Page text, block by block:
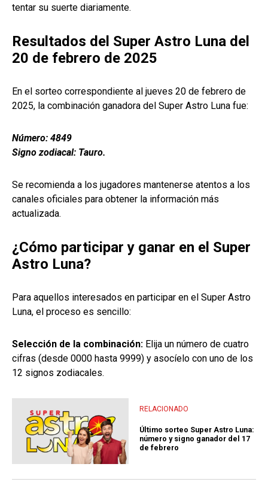
tentar su suerte diariamente.
Resultados del Super Astro Luna del
20 de febrero de 2025
En el sorteo correspondiente al jueves 20 de febrero de
2025, la combinación ganadora del Super Astro Luna fue:
Número: 4849
Signo zodiacal: Tauro.
Se recomienda a los jugadores mantenerse atentos a los
canales oficiales para obtener la información más
actualizada.
¿Cómo participar y ganar en el Super
Astro Luna?
Para aquellos interesados en participar en el Super Astro
Luna, el proceso es sencillo:
Selección de la combinación: Elija un número de cuatro
cifras (desde 0000 hasta 9999) y asocíelo con uno de los
12 signos zodiacales.
RELACIONADO
Último sorteo Super Astro Luna:
número y signo ganador del 17
de febrero